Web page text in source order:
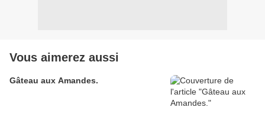
Vous aimerez aussi
Gâteau aux Amandes.